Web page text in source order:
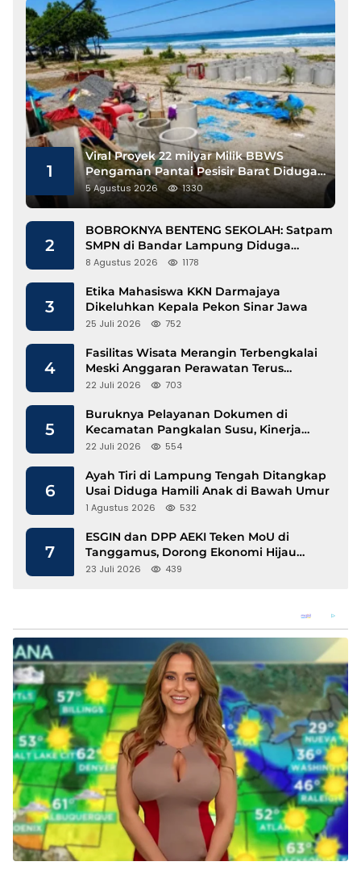
1
Viral Proyek 22 milyar Milik BBWS
Pengaman Pantai Pesisir Barat Diduga
Gunakan Besi Banci
5 Agustus 2026 1330
2
BOBROKNYA BENTENG SEKOLAH: Satpam
SMPN di Bandar Lampung Diduga
Lecehkan Siswi
8 Agustus 2026 1178
3
Etika Mahasiswa KKN Darmajaya
Dikeluhkan Kepala Pekon Sinar Jawa
25 Juli 2026 752
4
Fasilitas Wisata Merangin Terbengkalai
Meski Anggaran Perawatan Terus
Mengalir
22 Juli 2026 703
5
Buruknya Pelayanan Dokumen di
Kecamatan Pangkalan Susu, Kinerja
Disdukcapil Langkat Disorot
22 Juli 2026 554
6
Ayah Tiri di Lampung Tengah Ditangkap
Usai Diduga Hamili Anak di Bawah Umur
1 Agustus 2026 532
7
ESGIN dan DPP AEKI Teken MoU di
Tanggamus, Dorong Ekonomi Hijau
Berbasis Kopi dan Perdagangan Karbon
23 Juli 2026 439